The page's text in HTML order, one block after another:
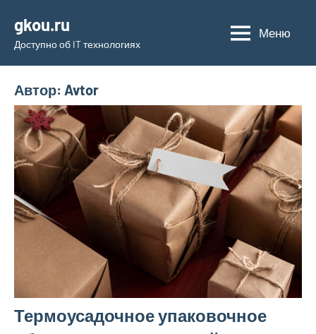
содержимому
gkou.ru
Доступно об IT технологиях
Меню
Автор: Avtor
Термоусадочное упаковочное